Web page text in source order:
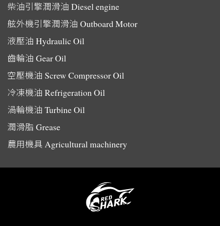
柴油引擎潤滑油 Diesel engine
舷外機引擎潤滑油 Outboard Motor
液壓油 Hydraulic Oil
齒輪油 Gear Oil
空壓機油 Screw Compressor Oil
冷凍機油 Refrigeration Oil
渦輪機油 Turbine Oil
潤滑脂 Grease
農用機具 Agricultural machinery